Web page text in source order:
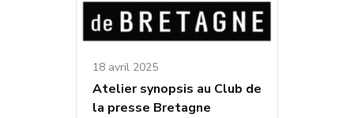
18 avril 2025
Atelier synopsis au Club de
la presse Bretagne